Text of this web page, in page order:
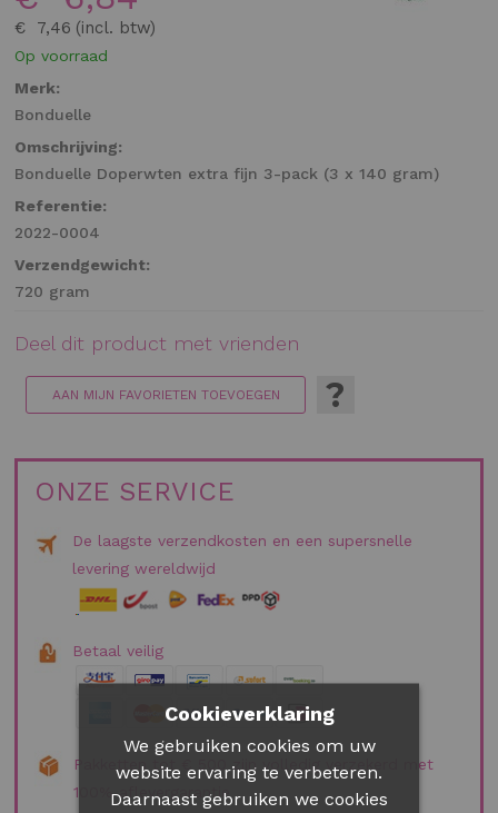
gallerij
€ 7,46
Op voorraad
Merk:
Bonduelle
Omschrijving:
Bonduelle Doperwten extra fijn 3-pack (3 x 140 gram)
Referentie:
2022-0004
Verzendgewicht:
720 gram
Deel dit product met vrienden
AAN MIJN FAVORIETEN TOEVOEGEN ?
ONZE SERVICE
De laagste verzendkosten en een supersnelle
levering wereldwijd
Betaal veilig
Pakketten tot € 500 zijn volledig verzekerd met
100% aflevergarantie
Cookieverklaring
We gebruiken cookies om uw
website ervaring te verbeteren.
Daarnaast gebruiken we cookies